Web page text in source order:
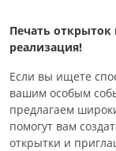
Печать
реализация!
Если вы ищете
вашим особым
предлагаем
помогут вам
открытки и